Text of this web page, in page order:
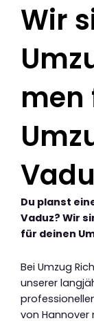
Wir
men
Du planst
Vaduz? Wir
für deinen
Bei Umzug
unserer
von